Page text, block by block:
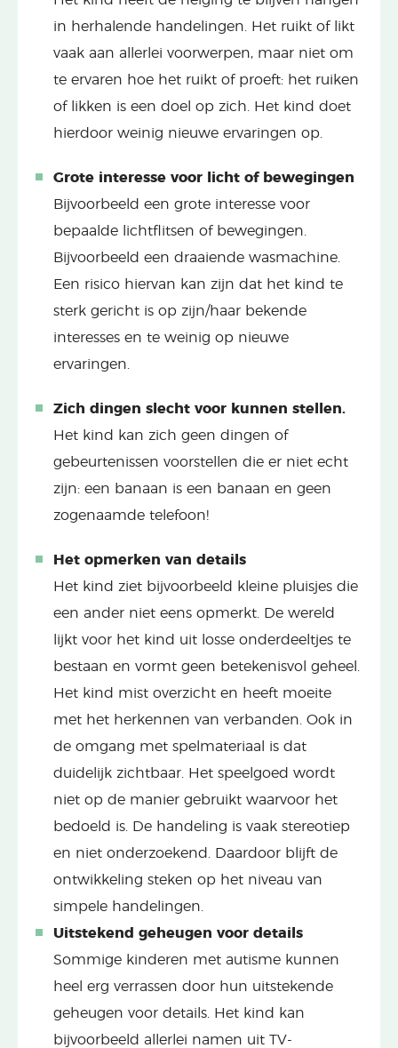
in herhalende handelingen. Het ruikt of likt
vaak aan allerlei voorwerpen, maar niet om
te ervaren hoe het ruikt of proeft: het ruiken
of likken is een doel op zich. Het kind doet
hierdoor weinig nieuwe ervaringen op.
Grote interesse voor licht of bewegingen
Bijvoorbeeld een grote interesse voor
bepaalde lichtflitsen of bewegingen.
Bijvoorbeeld een draaiende wasmachine.
Een risico hiervan kan zijn dat het kind te
sterk gericht is op zijn/haar bekende
interesses en te weinig op nieuwe
ervaringen.
Zich dingen slecht voor kunnen stellen.
Het kind kan zich geen dingen of
gebeurtenissen voorstellen die er niet echt
zijn: een banaan is een banaan en geen
zogenaamde telefoon!
Het opmerken van details
Het kind ziet bijvoorbeeld kleine pluisjes die
een ander niet eens opmerkt. De wereld
lijkt voor het kind uit losse onderdeeltjes te
bestaan en vormt geen betekenisvol geheel.
Het kind mist overzicht en heeft moeite
met het herkennen van verbanden. Ook in
de omgang met spelmateriaal is dat
duidelijk zichtbaar. Het speelgoed wordt
niet op de manier gebruikt waarvoor het
bedoeld is. De handeling is vaak stereotiep
en niet onderzoekend. Daardoor blijft de
ontwikkeling steken op het niveau van
simpele handelingen.
Uitstekend geheugen voor details
Sommige kinderen met autisme kunnen
heel erg verrassen door hun uitstekende
geheugen voor details. Het kind kan
bijvoorbeeld allerlei namen uit TV-